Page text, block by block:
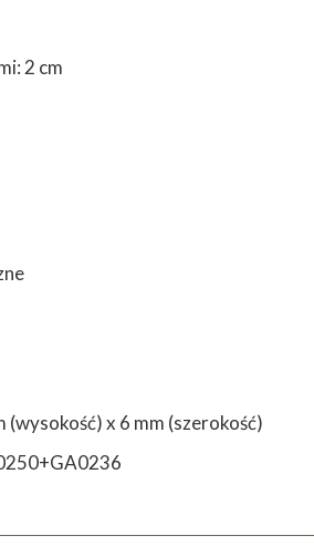
2 cm
x 6 mm (szerokość)